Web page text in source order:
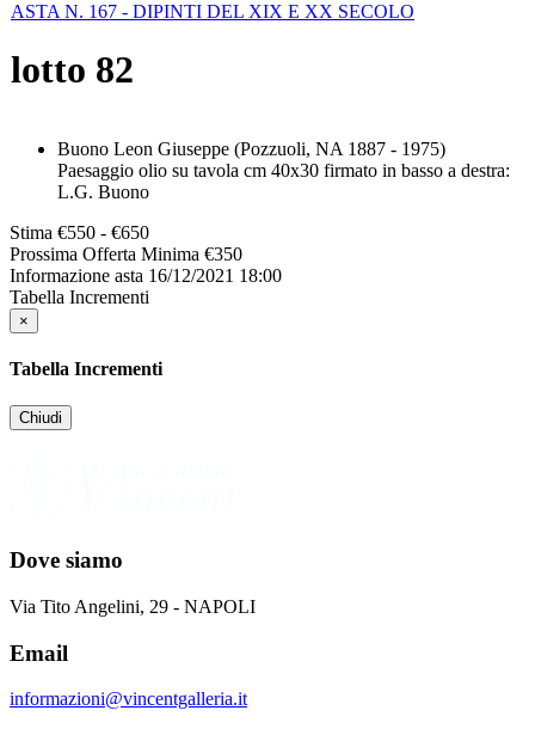
ASTA N. 167 - DIPINTI DEL XIX E XX SECOLO
lotto 82
Buono Leon Giuseppe (Pozzuoli, NA 1887 - 1975)
Paesaggio olio su tavola cm 40x30 firmato in basso a destra:
L.G. Buono
Stima €550 - €650
Prossima Offerta Minima €350
Informazione asta 16/12/2021 18:00
Tabella Incrementi
×
Tabella Incrementi
Chiudi
Dove siamo
Via Tito Angelini, 29 - NAPOLI
Email
informazioni@vincentgalleria.it